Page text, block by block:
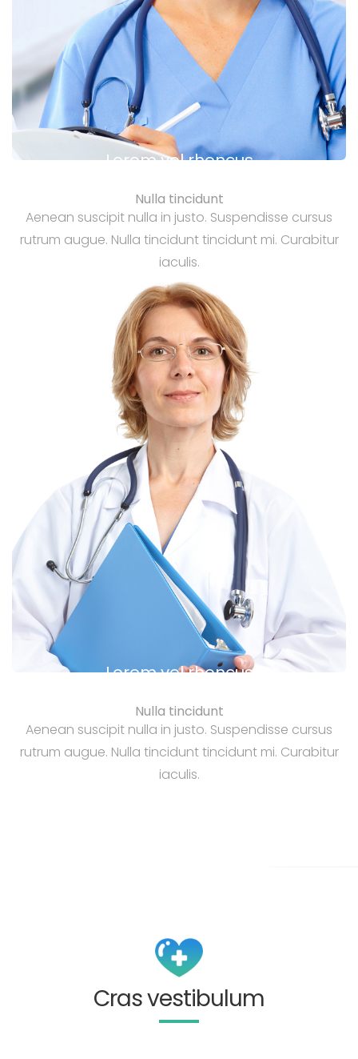
Lorem vel rhoncus
Nulla tincidunt
Aenean suscipit nulla in justo. Suspendisse cursus
rutrum augue. Nulla tincidunt tincidunt mi. Curabitur
iaculis.
Lorem vel rhoncus
Nulla tincidunt
Aenean suscipit nulla in justo. Suspendisse cursus
rutrum augue. Nulla tincidunt tincidunt mi. Curabitur
iaculis.
Cras vestibulum